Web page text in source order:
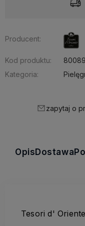
Producent:
Kod produktu:
Kategoria:
zapytaj o
OpisDostawa
Tesori d'